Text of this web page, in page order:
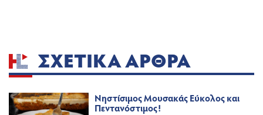
ΣΧΕΤΙΚΆ ΆΡΘΡΑ
Νηστίσιμος Μουσακάς Εύκολος και
Πεντανόστιμος!